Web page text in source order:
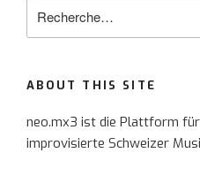
ABOUT THIS SITE
neo.mx3 ist die Plattform
improvisierte Schweizer